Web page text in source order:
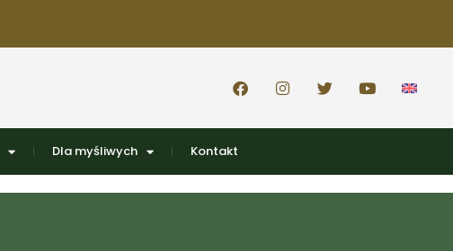
Dla myśliwych Kontakt